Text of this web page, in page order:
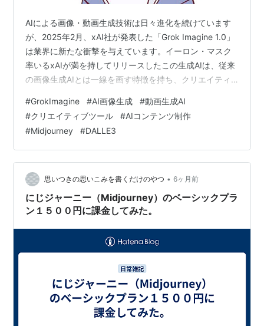
AIによる画像・動画生成技術は日々進化を続けています
が、2025年2月、xAI社が発表した「Grok Imagine 1.0」
は業界に新たな衝撃を与えています。イーロン・マスク
率いるxAIが満を持してリリースしたこの生成AIは、従来
の画像生成AIとは一線を画す特徴を持ち、クリエイティ
記事では、Grok Imagine 1.0の機能や特徴、実際の活用
方法、そして他の画像生成AIとの比較まで、IT業務に携
わる方やAIツールの導入を検討している方に向けて、実
践的な情報を網羅的に解説します。 Grok Imagine 1.0と
は?xAIが放つ次世代ビ…
#GrokImagine #AI画像生成 #動画生成AI
#クリエイティブツール #AIコンテンツ制作
#Midjourney #DALLE3
思いつきの思いこみを書くだけのやつ • 6ヶ月前
にじジャーニー（Midjourney）のベーシックプラ
ン１５００円に課金してみた。